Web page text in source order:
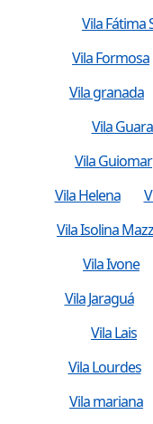
Vila Fátima
Vila Formosa
Vila granada
Vila
Vila Guiomar
Vila Helena
Vila Isolina
Vila Ivone
Vila Jaraguá
Vila Lais
Vila Lourdes
Vila mariana